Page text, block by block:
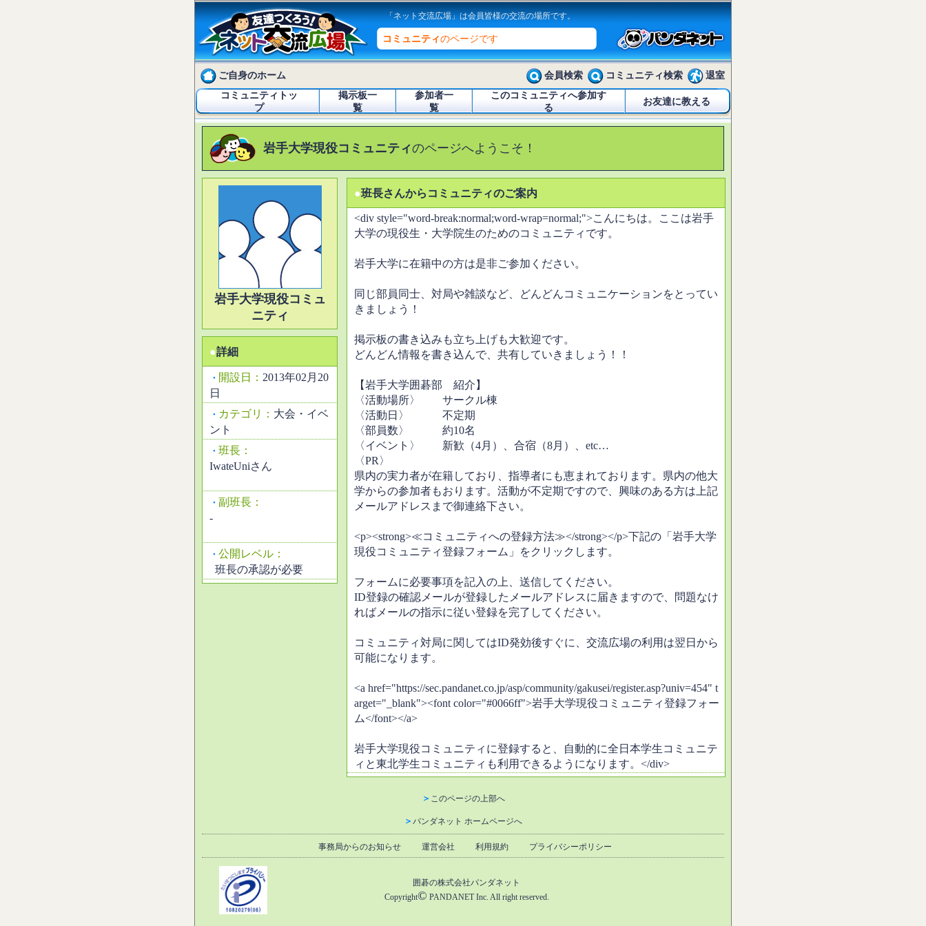
「ネット交流広場」は会員皆様の交流の場所です。
コミュニティのページです
ご自身のホーム 会員検索 コミュニティ検索
退室
コミュニティトッ
プ
掲示板一
覧
参加者一
覧
このコミュニティへ参加す
る
お友達に教える
岩手大学現役コミュニティのページへようこそ！
岩手大学現役コミュ
ニティ
●詳細
・ 開設日： 2013年02月20
日
・ カテゴリ： 大会・イベ
ント
・ 班長：
IwateUniさん
・ 副班長：
-
・ 公開レベル：
班長の承認が必要
●班長さんからコミュニティのご案内
<div style="word-break:normal;word-wrap=normal;">こんにちは。ここは岩手
大学の現役生・大学院生のためのコミュニティです。
岩手大学に在籍中の方は是非ご参加ください。
同じ部員同士、対局や雑談など、どんどんコミュニケーションをとってい
きましょう！
掲示板の書き込みも立ち上げも大歓迎です。
どんどん情報を書き込んで、共有していきましょう！！
【岩手大学囲碁部 紹介】
〈活動場所〉 サークル棟
〈活動日〉 不定期
〈部員数〉 約10名
〈イベント〉 新歓（4月）、合宿（8月）、etc…
〈PR〉
県内の実力者が在籍しており、指導者にも恵まれております。県内の他大
学からの参加者もおります。活動が不定期ですので、興味のある方は上記
メールアドレスまで御連絡下さい。
<p><strong>≪コミュニティへの登録方法≫</strong></p>下記の「岩手大学
現役コミュニティ登録フォーム」をクリックします。
フォームに必要事項を記入の上、送信してください。
ID登録の確認メールが登録したメールアドレスに届きますので、問題なけ
ればメールの指示に従い登録を完了してください。
コミュニティ対局に関してはID発効後すぐに、交流広場の利用は翌日から
可能になります。
<a href="https://sec.pandanet.co.jp/asp/community/gakusei/register.asp?univ=454" t
arget="_blank"><font color="#0066ff">岩手大学現役コミュニティ登録フォー
ム</font></a>
岩手大学現役コミュニティに登録すると、自動的に全日本学生コミュニテ
ィと東北学生コミュニティも利用できるようになります。</div>
＞ このページの上部へ
＞ パンダネット ホームページへ
事務局からのお知らせ 運営会社 利用規約 プライバシーポリシー
囲碁の株式会社パンダネット
Copyright© PANDANET Inc. All right reserved.